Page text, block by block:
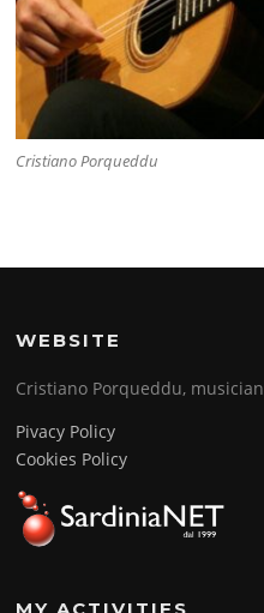
Cristiano Porqueddu
WEBSITE
Cristiano Porqueddu, musician
Pivacy Policy
Cookies Policy